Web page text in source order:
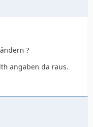
?
angaben da raus.